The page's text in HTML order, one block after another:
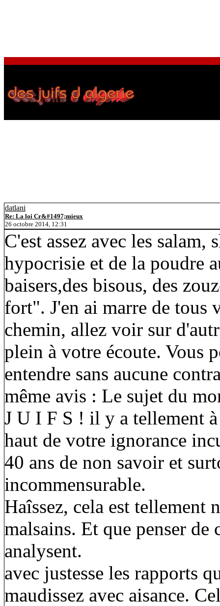
datlani
Re: La loi Cr&#1497;mieux
26 octobre 2014, 12:31
C'est assez avec les
hypocrisie et de la poudre
baisers,des bisous, des
fort". J'en ai marre de tous
chemin, allez voir sur
plein à votre écoute. Vous
entendre sans aucune
même avis : Le sujet du
J U I F S ! il y a tellement
haut de votre ignorance
40 ans de non savoir et
incommensurable.
Haîssez, cela est tellement
malsains. Et que penser
analysent.
avec justesse les rapports
maudissez avec aisance.